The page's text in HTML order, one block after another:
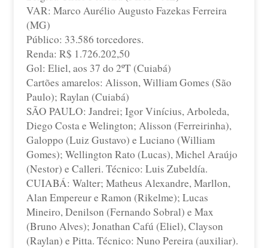
VAR: Marco Aurélio Augusto Fazekas Ferreira
(MG)
Público: 33.586 torcedores.
Renda: R$ 1.726.202,50
Gol: Eliel, aos 37 do 2ºT (Cuiabá)
Cartões amarelos: Alisson, William Gomes (São
Paulo); Raylan (Cuiabá)
SÃO PAULO: Jandrei; Igor Vinícius, Arboleda,
Diego Costa e Welington; Alisson (Ferreirinha),
Galoppo (Luiz Gustavo) e Luciano (William
Gomes); Wellington Rato (Lucas), Michel Araújo
(Nestor) e Calleri. Técnico: Luis Zubeldía.
CUIABÁ: Walter; Matheus Alexandre, Marllon,
Alan Empereur e Ramon (Rikelme); Lucas
Mineiro, Denilson (Fernando Sobral) e Max
(Bruno Alves); Jonathan Cafú (Eliel), Clayson
(Raylan) e Pitta. Técnico: Nuno Pereira (auxiliar).